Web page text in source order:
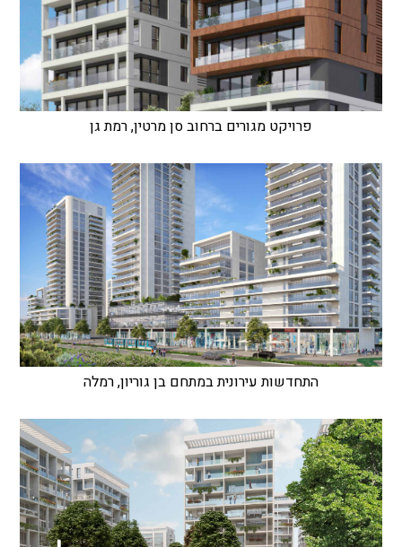
פרויקט מגורים ברחוב סן מרטין, רמת גן
התחדשות עירונית במתחם בן גוריון, רמלה